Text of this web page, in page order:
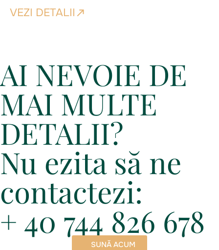
VEZI DETALII
AI NEVOIE DE
MAI MULTE
DETALII?
Nu ezita să ne
contactezi:
+ 40 744 826 678
SUNĂ ACUM